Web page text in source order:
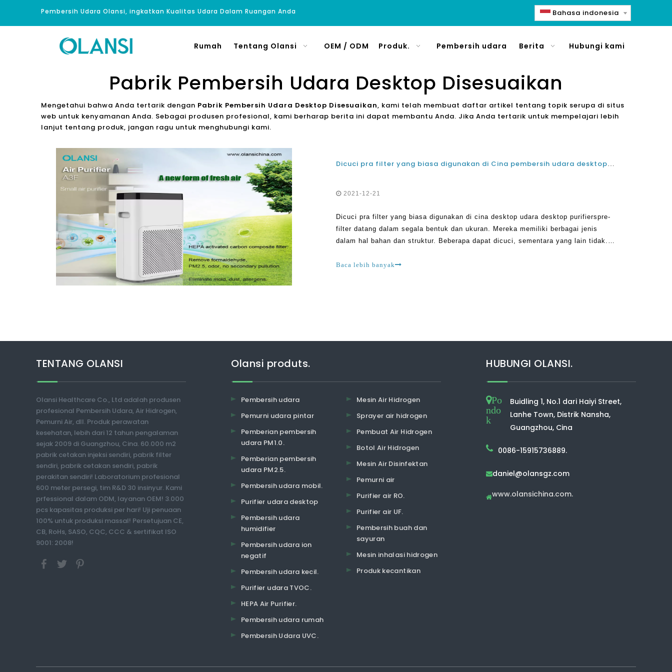
Pembersih Udara Olansi, ingkatkan Kualitas Udara Dalam Ruangan Anda Bahasa indonesia
Rumah Tentang Olansi OEM / ODM Produk. Pembersih udara Berita Hubungi kami
Pabrik Pembersih Udara Desktop Disesuaikan
Mengetahui bahwa Anda tertarik dengan Pabrik Pembersih Udara Desktop Disesuaikan, kami telah membuat daftar artikel tentang topik serupa di situs
web untuk kenyamanan Anda. Sebagai produsen profesional, kami berharap berita ini dapat membantu Anda. Jika Anda tertarik untuk mempelajari lebih
lanjut tentang produk, jangan ragu untuk menghubungi kami.
Dicuci pra filter yang biasa digunakan di Cina pembersih udara desktop khusus
2021-12-21
Dicuci pra filter yang biasa digunakan di cina desktop udara desktop purifierspre-
filter datang dalam segala bentuk dan ukuran. Mereka memiliki berbagai jenis
dalam hal bahan dan struktur. Beberapa dapat dicuci, sementara yang lain tidak.
Baca lebih banyak
TENTANG OLANSI
Olansi Healthcare Co., Ltd adalah produsen
profesional Pembersih Udara, Air Hidrogen,
Pemurni Air, dll. Produk perawatan
kesehatan, lebih dari 12 tahun pengalaman
sejak 2009 di Guangzhou, Cina. 60.000 m2
pabrik cetakan injeksi sendiri, pabrik filter
sendiri, pabrik cetakan sendiri, pabrik
perakitan sendiri! Laboratorium profesional
600 meter persegi, tim R&D 30 insinyur. Kami
prfessional dalam ODM, layanan OEM! 3.000
pcs kapasitas produksi per hari! Uji penuaan
100% untuk produksi massal! Persetujuan CE,
CB, RoHs, SASO, CQC, CCC & sertifikat ISO
9001: 2008!
Olansi produts.
Pembersih udara
Pemurni udara pintar
Pemberian pembersih
udara PM1.0.
Pemberian pembersih
udara PM2.5.
Pembersih udara mobil.
Purifier udara desktop
Pembersih udara
humidifier
Pembersih udara ion
negatif
Pembersih udara kecil.
Purifier udara TVOC.
HEPA Air Purifier.
Pembersih udara rumah
Pembersih Udara UVC.
Mesin Air Hidrogen
Sprayer air hidrogen
Pembuat Air Hidrogen
Botol Air Hidrogen
Mesin Air Disinfektan
Pemurni air
Purifier air RO.
Purifier air UF.
Pembersih buah dan
sayuran
Mesin inhalasi hidrogen
Produk kecantikan
HUBUNGI OLANSI.
Po
ndo
k
Buidling 1, No.1 dari Haiyi Street,
Lanhe Town, Distrik Nansha,
Guangzhou, Cina
0086-15915736889.
daniel@olansgz.com
www.olansichina.com.